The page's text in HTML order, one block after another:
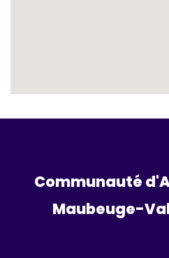
Communauté
Maubeuge-